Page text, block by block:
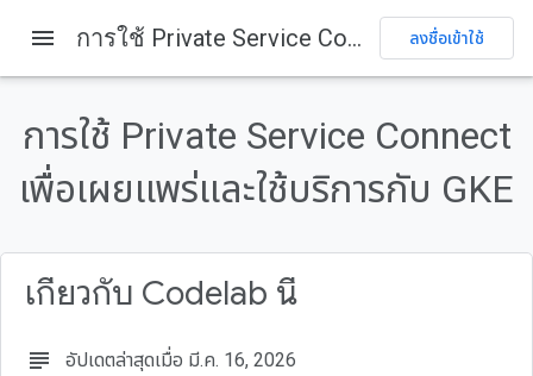
1. บทนำ
สิ่งที่คุณจะได้เรียนรู้
สิ่งที่คุณต้องมี
2. ประโยชน์ของ Private Service Connect
menu การใช้ Private Service Connect เพื่อเผยแพร่และใช้บริการกับ GKE ลงชื่อเข้าใช้
การใช้ Private Service Connect
เพื่อเผยแพร่และใช้บริการกับ GKE
เกี่ยวกับ Codelab นี้
subject อัปเดตล่าสุดเมื่อ มี.ค. 16, 2026